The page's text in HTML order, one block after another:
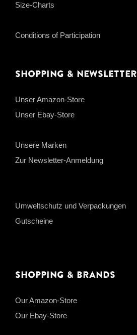
Size-Charts
Conditions of Participation
Shopping & Newsletter
Unser Amazon-Store
Unser Ebay-Store
Unsere Marken
Zur Newsletter-Anmeldung
Umweltschutz und Verpackungen
Gutscheine
Shopping & Brands
Our Amazon-Store
Our Ebay-Store